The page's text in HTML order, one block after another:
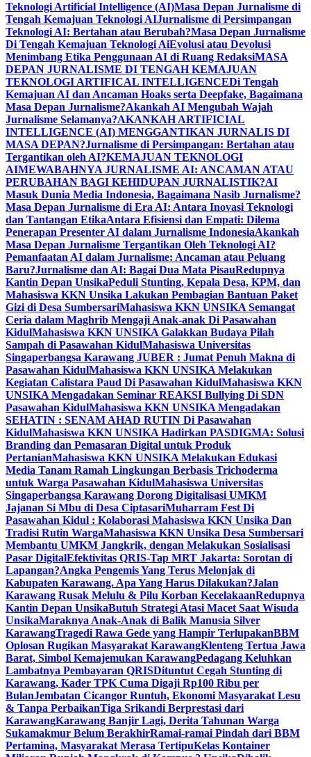
Teknologi Artificial Intelligence (AI)Masa Depan Jurnalisme di
Tengah Kemajuan Teknologi AIJurnalisme di Persimpangan
Teknologi AI: Bertahan atau Berubah?Masa Depan Jurnalisme
Di Tengah Kemajuan Teknologi AiEvolusi atau Devolusi
Menimbang Etika Penggunaan AI di Ruang RedaksiMASA
DEPAN JURNALISME DI TENGAH KEMAJUAN
TEKNOLOGI ARTIFICAL INTELLIGENCEDi Tengah
Kemajuan AI dan Ancaman Hoaks serta Deepfake, Bagaimana
Masa Depan Jurnalisme?Akankah AI Mengubah Wajah
Jurnalisme Selamanya?AKANKAH ARTIFICIAL
INTELLIGENCE (AI) MENGGANTIKAN JURNALIS DI
MASA DEPAN?Jurnalisme di Persimpangan: Bertahan atau
Tergantikan oleh AI?KEMAJUAN TEKNOLOGI
AIMEWABAHNYA JURNALISME AI: ANCAMAN ATAU
PERUBAHAN BAGI KEHIDUPAN JURNALISTIK?AI
Masuk Dunia Media Indonesia, Bagaimana Nasib Jurnalisme?
Masa Depan Jurnalisme di Era AI: Antara Inovasi Teknologi
dan Tantangan EtikaAntara Efisiensi dan Empati: Dilema
Penerapan Presenter AI dalam Jurnalisme IndonesiaAkankah
Masa Depan Jurnalisme Tergantikan Oleh Teknologi AI?
Pemanfaatan AI dalam Jurnalisme: Ancaman atau Peluang
Baru?Jurnalisme dan AI: Bagai Dua Mata PisauRedupnya
Kantin Depan UnsikaPeduli Stunting, Kepala Desa, KPM, dan
Mahasiswa KKN Unsika Lakukan Pembagian Bantuan Paket
Gizi di Desa SumbersariMahasiswa KKN UNSIKA Semangat
Ceria dalam Maghrib Mengaji Anak-anak Di Pasawahan
KidulMahasiswa KKN UNSIKA Galakkan Budaya Pilah
Sampah di Pasawahan KidulMahasiswa Universitas
Singaperbangsa Karawang JUBER : Jumat Penuh Makna di
Pasawahan KidulMahasiswa KKN UNSIKA Melakukan
Kegiatan Calistara Paud Di Pasawahan KidulMahasiswa KKN
UNSIKA Mengadakan Seminar REAKSI Bullying Di SDN
Pasawahan KidulMahasiswa KKN UNSIKA Mengadakan
SEHATIN : SENAM AHAD RUTIN Di Pasawahan
KidulMahasiswa KKN UNSIKA Hadirkan PASDIGMA: Solusi
Branding dan Pemasaran Digital untuk Produk
PertanianMahasiswa KKN UNSIKA Melakukan Edukasi
Media Tanam Ramah Lingkungan Berbasis Trichoderma
untuk Warga Pasawahan KidulMahasiswa Universitas
Singaperbangsa Karawang Dorong Digitalisasi UMKM
Jajanan Si Mbu di Desa CiptasariMuharram Fest Di
Pasawahan Kidul : Kolaborasi Mahasiswa KKN Unsika Dan
Tradisi Rutin WargaMahasiswa KKN Unsika Desa Sumbersari
Membantu UMKM Jangkrik, dengan Melakukan Sosialisasi
Pasar DigitalEfektivitas QRIS-Tap MRT Jakarta: Sorotan di
Lapangan?Angka Pengemis Yang Terus Melonjak di
Kabupaten Karawang. Apa Yang Harus Dilakukan?Jalan
Karawang Rusak Melulu & Pilu Korban KecelakaanRedupnya
Kantin Depan UnsikaButuh Strategi Atasi Macet Saat Wisuda
UnsikaMaraknya Anak-Anak di Balik Manusia Silver
KarawangTragedi Rawa Gede yang Hampir TerlupakanBBM
Oplosan Rugikan Masyarakat KarawangKlenteng Tertua Jawa
Barat, Simbol Kemajemukan KarawangPedagang Keluhkan
Lambatnya Pembayaran QRISDituntut Cegah Stunting di
Karawang, Kader TPK Cuma Digaji Rp100 Ribu per
BulanJembatan Cicangor Runtuh, Ekonomi Masyarakat Lesu
& Tanpa PerbaikanTiga Srikandi Berprestasi dari
KarawangKarawang Banjir Lagi, Derita Tahunan Warga
Sukamakmur Belum BerakhirRamai-ramai Pindah dari BBM
Pertamina, Masyarakat Merasa TertipuKelas Kontainer